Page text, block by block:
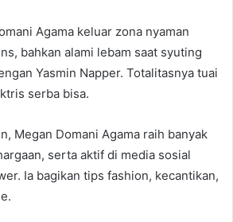
Agama keluar zona nyaman
bahkan alami lebam saat syuting
Yasmin Napper. Totalitasnya tuai
serba bisa.
Megan Domani Agama raih banyak
serta aktif di media sosial
Ia bagikan tips fashion, kecantikan,